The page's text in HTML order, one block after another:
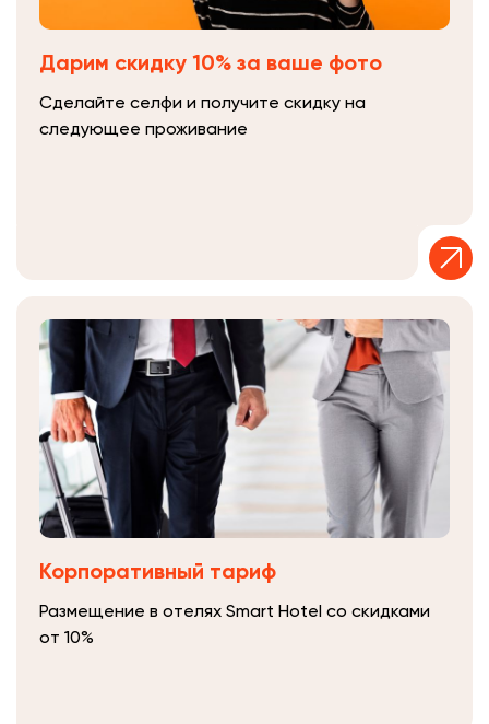
Дарим скидку 10% за ваше фото
Сделайте селфи и получите скидку на
следующее проживание
Корпоративный тариф
Размещение в отелях Smart Hotel со скидками
от 10%